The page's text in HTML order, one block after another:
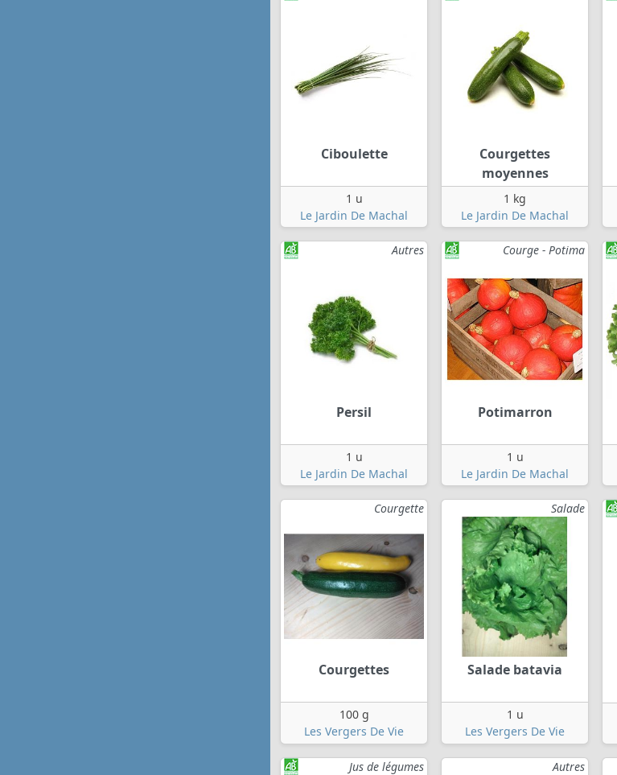
Ciboulette
1 u
Le Jardin De Machal
Courgettes
moyennes
1 kg
Le Jardin De Machal
Autres
Persil
1 u
Le Jardin De Machal
Courge - Potima
Potimarron
1 u
Le Jardin De Machal
Courgette
Courgettes
100 g
Les Vergers De Vie
Salade
Salade batavia
1 u
Les Vergers De Vie
Jus de légumes Autres